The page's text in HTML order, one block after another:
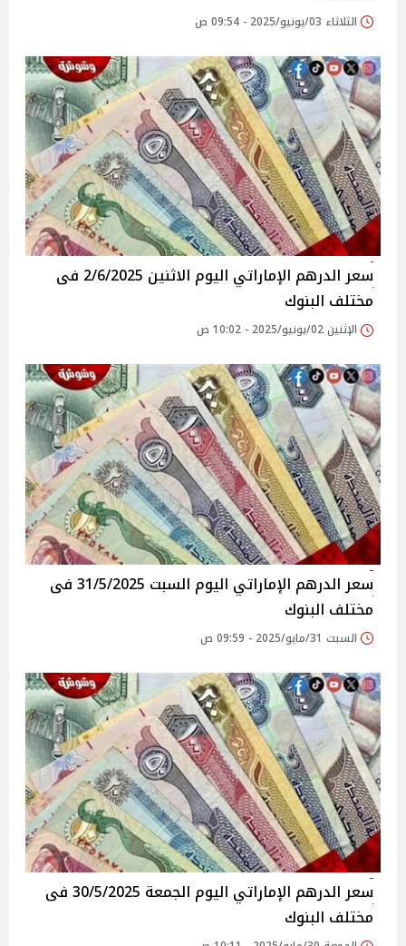
الثلاثاء 03/يونيو/2025 - 09:54 ص
سعر الدرهم الإماراتي اليوم الاثنين 2/6/2025 فى
مختلف البنوك
الإثنين 02/يونيو/2025 - 10:02 ص
سعر الدرهم الإماراتي اليوم السبت 31/5/2025 فى
مختلف البنوك
السبت 31/مايو/2025 - 09:59 ص
سعر الدرهم الإماراتي اليوم الجمعة 30/5/2025 فى
مختلف البنوك